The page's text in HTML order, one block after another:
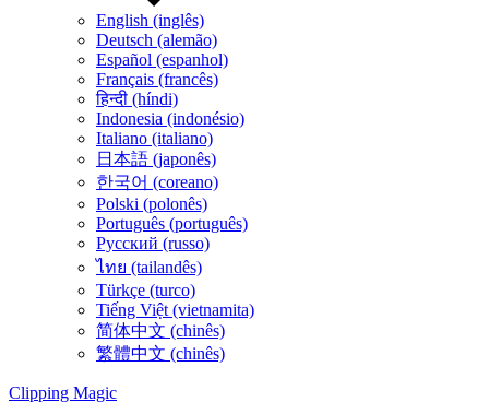
English (inglês)
Deutsch (alemão)
Español (espanhol)
Français (francês)
हिन्दी (híndi)
Indonesia (indonésio)
Italiano (italiano)
日本語 (japonês)
한국어 (coreano)
Polski (polonês)
Português (português)
Русский (russo)
ไทย (tailandês)
Türkçe (turco)
Tiếng Việt (vietnamita)
简体中文 (chinês)
繁體中文 (chinês)
Clipping Magic